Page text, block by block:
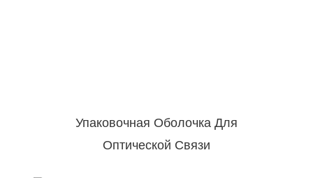
Упаковочная Оболочка Для
Оптической Связи